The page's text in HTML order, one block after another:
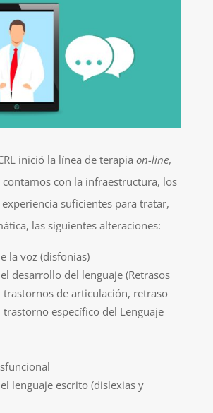
inició la línea de terapia on-line,
con la infraestructura, los
suficientes para tratar,
las siguientes alteraciones:
la voz (disfonías)
desarrollo del lenguaje (Retrasos
trastornos de articulación, retraso
trastorno específico del Lenguaje
lenguaje escrito (dislexias y